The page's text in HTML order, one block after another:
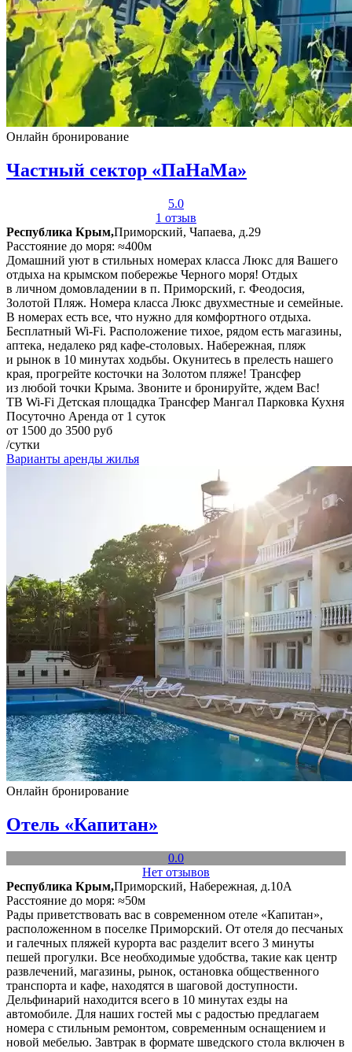
Онлайн бронирование
Частный сектор «ПаНаМа»
5.0
1 отзыв
Республика Крым,Приморский, Чапаева, д.29
Расстояние до моря: ≈400м
Домашний уют в стильных номерах класса Люкс для Вашего
отдыха на крымском побережье Черного моря! Отдых
в личном домовладении в п. Приморский, г. Феодосия,
Золотой Пляж. Номера класса Люкс двухместные и семейные.
В номерах есть все, что нужно для комфортного отдыха.
Бесплатный Wi-Fi. Расположение тихое, рядом есть магазины,
аптека, недалеко ряд кафе-столовых. Набережная, пляж
и рынок в 10 минутах ходьбы. Окунитесь в прелесть нашего
края, прогрейте косточки на Золотом пляже! Трансфер
из любой точки Крыма. Звоните и бронируйте, ждем Вас!
ТВ Wi-Fi Детская площадка Трансфер Мангал Парковка Кухня
Посуточно Аренда от 1 суток
от 1500 до 3500 руб
/сутки
Варианты аренды жилья
Онлайн бронирование
Отель «Капитан»
0.0
Нет отзывов
Республика Крым,Приморский, Набережная, д.10А
Расстояние до моря: ≈50м
Рады приветствовать вас в современном отеле «Капитан»,
расположенном в поселке Приморский. От отеля до песчаных
и галечных пляжей курорта вас разделит всего 3 минуты
пешей прогулки. Все необходимые удобства, такие как центр
развлечений, магазины, рынок, остановка общественного
транспорта и кафе, находятся в шаговой доступности.
Дельфинарий находится всего в 10 минутах езды на
автомобиле. Для наших гостей мы с радостью предлагаем
номера с стильным ремонтом, современным оснащением и
новой мебелью. Завтрак в формате шведского стола включен в